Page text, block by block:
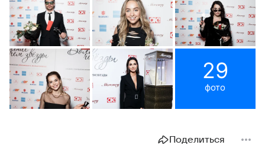
29
фото
Поделиться